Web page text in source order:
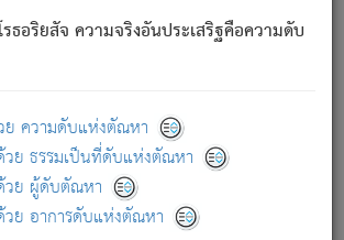
ธอริยสัจ ความจริงอันประเสริฐคือความดับ
ความดับแห่งตัณหา
ย ธรรมเป็นที่ดับแห่งตัณหา
วย ผู้ดับตัณหา
ย อาการดับแห่งตัณหา
อบงำมารได้แล้ว ชนะสงครามแล้ว ก้าวล่วง
ด้แล้ว เป็นผู้คงที่ (คือไม่เปลี่ยนแปลงอีกต่อ
/๘๔.
ระพุทธอุทานที่ทรงเปล่งออก ที่โคนต้นโพธิ์
รู้แล้วได้ 7 วัน)